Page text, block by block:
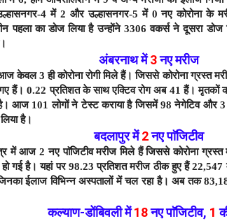
4 में 2 और उल्हासनगर-5 में 0 नए कोरोना के
पहला का डोज लिया है उन्होंने 3306 वकर्स ने दूसरा
अंबरनाथ में3नएमरीज
केवल 3 ही कोरोना रोगी मिले हैं। जिससे कोरोना ग्रस्त
हैं। 0.22 प्रतिशत के साथ एक्टिव रोग अब 41 हैं। मृतकों
आज 101 लोगों ने टेस्ट कराया है जिसमें 98 नेगेटिव और
है।
बदलापुर में2नए पाॅजिटीव
में आज 2 नए पाॅजिटीव मरीज मिले हैं जिससे कोरोना
हो गई है। यहां पर 98.23 प्रतिशत मरीज ठीक हुए हैं
ईलाज विभिन्न अस्पतालों में चल रहा है। अब तक
कल्याण-डोंबिवलीमें 18नएपाॅजिटीव, 1